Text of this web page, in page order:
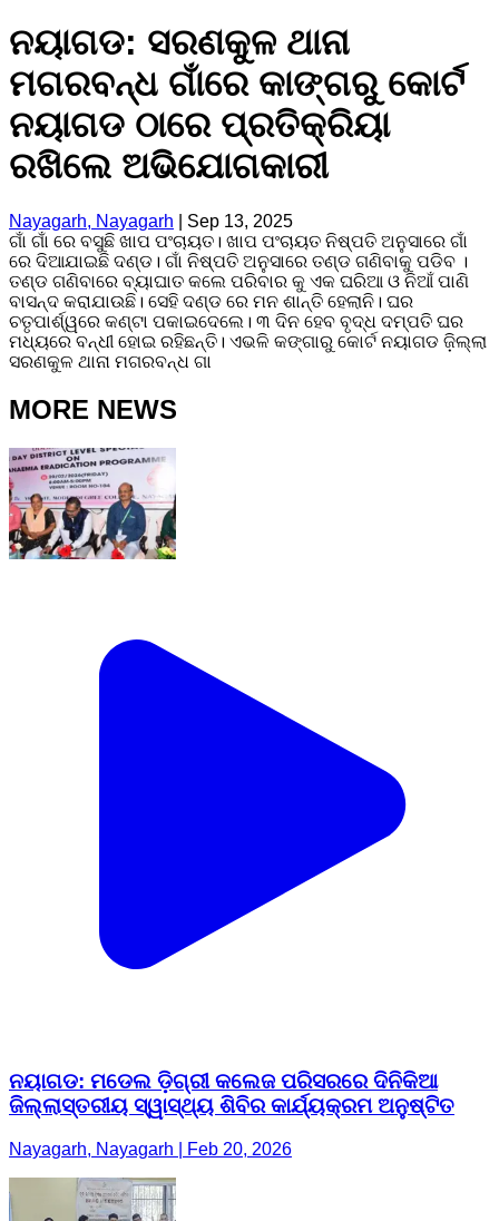
ନୟାଗଡ: ସରଣକୁଳ ଥାନା
ମଗରବନ୍ଧ ଗାଁରେ କାଙ୍ଗରୁ କୋର୍ଟ
ନୟାଗଡ ଠାରେ ପ୍ରତିକ୍ରିୟା
ରଖିଲେ ଅଭିଯୋଗକାରୀ
Nayagarh, Nayagarh
Sep 13, 2025
ଗାଁ ଗାଁ ରେ ବସୁଛି ଖାପ ପଂଚାୟତ। ଖାପ ପଂଚାୟତ ନିଷ୍ପତି ଅନୁସାରେ ଗାଁ
ରେ ଦିଆଯାଇଛି ଦଣ୍ଡ। ଗାଁ ନିଷ୍ପତି ଅନୁସାରେ ତଣ୍ଡ ଗଣିବାକୁ ପଡିବ ।
ତଣ୍ଡ ଗଣିବାରେ ବ୍ୟାଘାତ କଲେ ପରିବାର କୁ ଏକ ଘରିଆ ଓ ନିଆଁ ପାଣି
ବାସନ୍ଦ କରାଯାଉଛି। ସେହି ଦଣ୍ଡ ରେ ମନ ଶାନ୍ତି ହେଲାନି। ଘର
ଚତୃପାର୍ଶ୍ୱରେ କଣ୍ଟା ପକାଇଦେଲେ। ୩ ଦିନ ହେବ ବୃଦ୍ଧ ଦମ୍ପତି ଘର
ମଧ୍ୟରେ ବନ୍ଧୀ ହୋଇ ରହିଛନ୍ତି। ଏଭଳି କଙ୍ଗାରୁ କୋର୍ଟ ନୟାଗଡ ଜ଼ିଲ୍ଲା
ସରଣକୁଳ ଥାନା ମଗରବନ୍ଧ ଗା
MORE NEWS
ନୟାଗଡ: ମଡେଲ ଡ଼ିଗ୍ରୀ କଲେଜ ପରିସରରେ ଦିନିକିଆ
ଜିଲ୍ଲାସ୍ତରୀୟ ସ୍ୱାସ୍ଥ୍ୟ ଶିବିର କାର୍ଯ୍ୟକ୍ରମ ଅନୁଷ୍ଟିତ
Nayagarh, Nayagarh | Feb 20, 2026